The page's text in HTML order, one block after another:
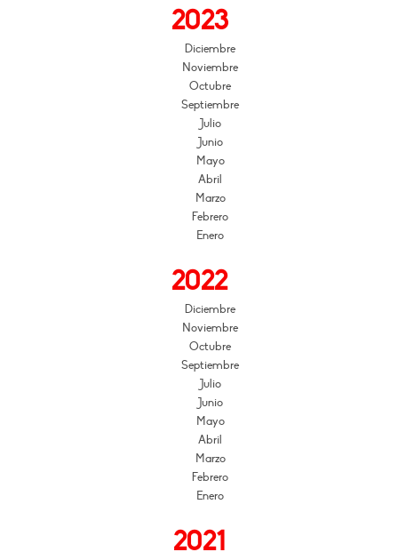
2023
Diciembre
Noviembre
Octubre
Septiembre
Julio
Junio
Mayo
Abril
Marzo
Febrero
Enero
2022
Diciembre
Noviembre
Octubre
Septiembre
Julio
Junio
Mayo
Abril
Marzo
Febrero
Enero
2021